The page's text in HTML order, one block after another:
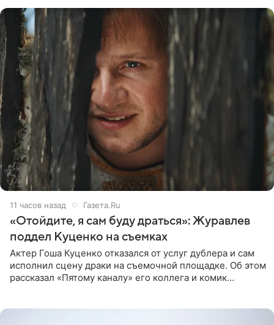
11 часов назад Газета.Ru
«Отойдите, я сам буду драться»: Журавлев
поддел Куценко на съемках
Актер Гоша Куценко отказался от услуг дублера и сам
исполнил сцену драки на съемочной площадке. Об этом
рассказал «Пятому каналу» его коллега и комик